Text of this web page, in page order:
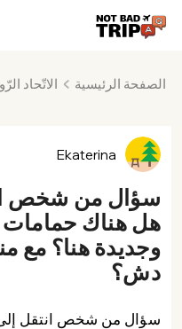
الصفحة الرئيسية الاتّحاد
Ekaterina
سؤال من شخص
هل هناك حمامات
وجديدة هنا؟ مع
دش؟
سؤال من شخص انتقل إلى